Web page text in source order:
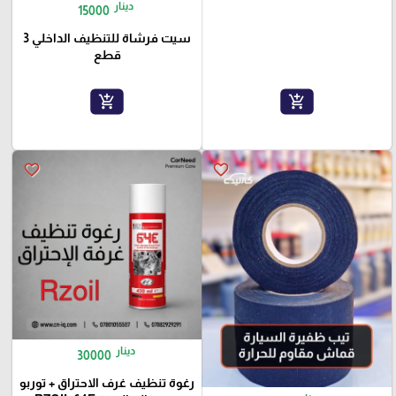
add_shopping_cart
15000 دينار
سيت فرشاة للتنظيف الداخلي 3
قطع
add_shopping_cart
favorite_border
favorite_border
30000 دينار
رغوة تنظيف غرف الاحتراق + توربو